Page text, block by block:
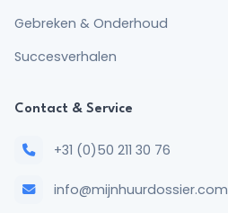
Gebreken & Onderhoud
Succesverhalen
Contact & Service
+31 (0)50 211 30 76
info@mijnhuurdossier.com